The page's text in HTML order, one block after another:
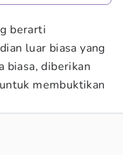
berarti
luar biasa yang
biasa, diberikan
membuktikan